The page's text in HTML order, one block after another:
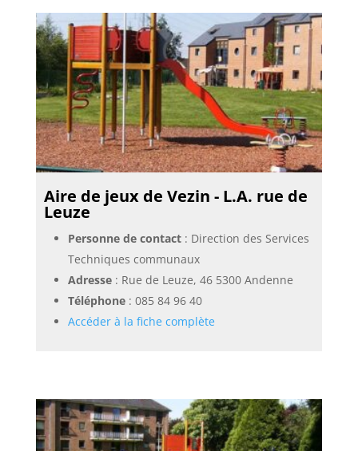
Aire de jeux de Vezin - L.A. rue de
Leuze
Personne de contact: Direction des Services
Techniques communaux
Adresse: Rue de Leuze, 46 5300 Andenne
Téléphone: 085 84 96 40
Accéder à la fiche complète